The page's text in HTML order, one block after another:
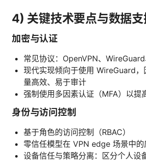
4) 关键技术要点与数据
加密与认证
常见协议：OpenVPN、
现代实现倾向于使用 WireGuard，
量高效、易于审计
强制使用多因素认证（MFA）以提
身份与访问控制
基于角色的访问控制（RBAC）
零信任模型在 VPN edge 场景中的
设备信任与策略分离：区分个人设